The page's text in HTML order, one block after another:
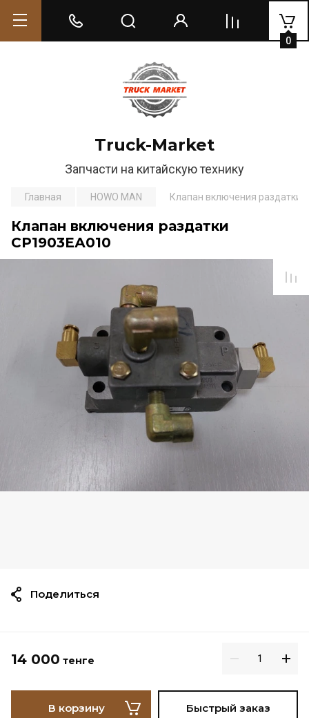
Truck-Market
Запчасти на китайскую технику
0
Главная HOWO MAN Клапан включения раздатки
Клапан включения раздатки
СР1903ЕА010
14 000 тенге
В корзину Быстрый заказ
Поделиться